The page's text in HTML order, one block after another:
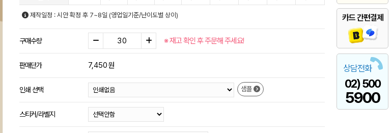
카드 간편결제
상담전화
02) 500
5900
제작일정 : 시안 확정 후 7~8일 (영업일기준/난이도별 상이)
구매수량 ※ 재고 확인 후 주문해 주세요!
판매단가 7,450원
인쇄 선택 샘플
스티커/라벨지